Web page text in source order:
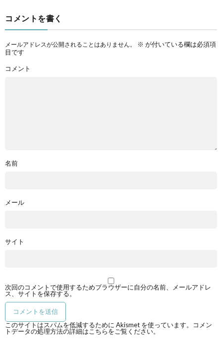
コメントを書く
メールアドレスが公開されることはありません。 ※ が付いている欄は必須項
目です
コメント
名前
メール
サイト
次回のコメントで使用するためブラウザーに自分の名前、メールアドレ
ス、サイトを保存する。
このサイトはスパムを低減するために Akismet を使っています。
コメン
トデータの処理方法の詳細はこちらをご覧ください。